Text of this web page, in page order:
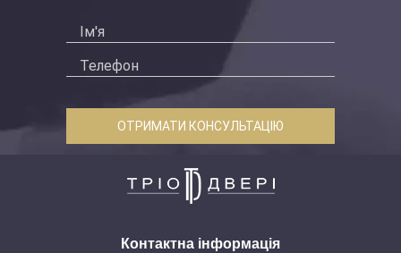
ОТРИМАТИ КОНСУЛЬТАЦІЮ
Контактна інформація